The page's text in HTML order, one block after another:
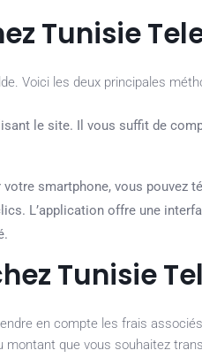
Tunisie
Voici les deux principales
le site. Il vous suffit de
smartphone, vous pouvez
L’application offre une
Tunisie
en compte les frais
que vous souhaitez